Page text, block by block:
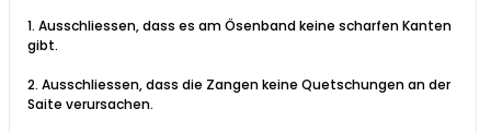
1. Ausschliessen, dass es am Ösenband keine scharfen Kanten
gibt.
2. Ausschliessen, dass die Zangen keine Quetschungen an der
Saite verursachen.